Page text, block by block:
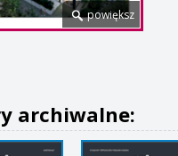
powiększ
archiwalne: